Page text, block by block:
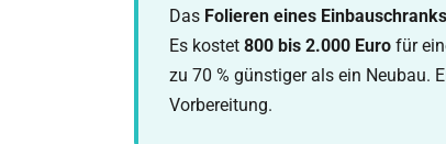
Das Folieren eines Einbauschranks
Es kostet 800 bis 2.000 Euro für
zu 70 % günstiger als ein Neubau.
Vorbereitung.